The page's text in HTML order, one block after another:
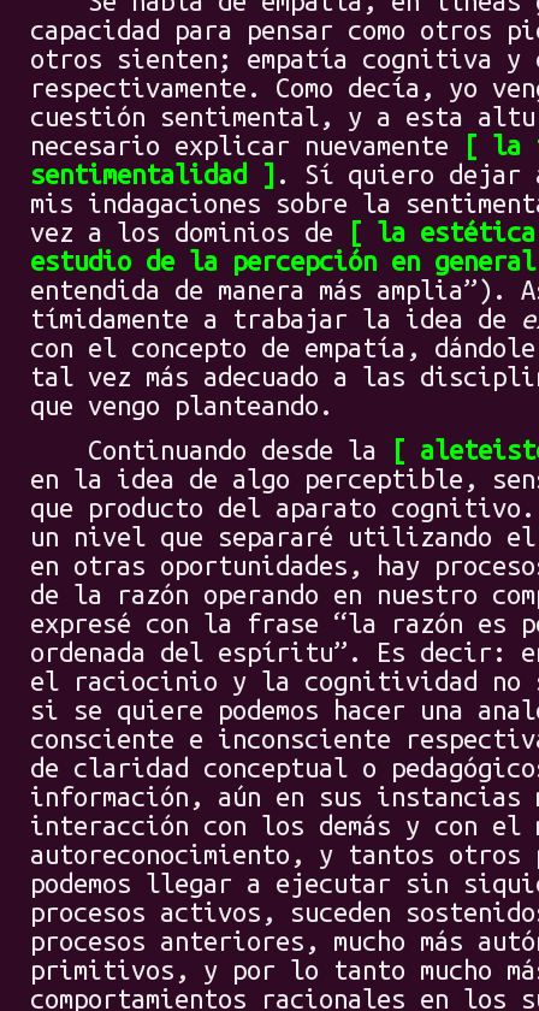
capacidad para pensar como otros
otros sienten; empatía cognitiva y
respectivamente. Como decía, yo
cuestión sentimental, y a esta
necesario explicar nuevamente
la
sentimentalidad
. Sí quiero dejar
mis indagaciones sobre la
vez a los dominios de
la estética
estudio de la percepción en general
entendida de manera más
tímidamente a trabajar la idea de
con el concepto de empatía,
tal vez más adecuado a las
que vengo planteando.
Continuando desde la
en la idea de algo perceptible,
que producto del aparato
un nivel que separaré utilizando el
en otras oportunidades, hay
de la razón operando en nuestro
expresé con la frase “la razón es
ordenada del espíritu”. Es decir:
el raciocinio y la cognitividad no
si se quiere podemos hacer una
consciente e inconsciente
de claridad conceptual o
información, aún en sus instancias
interacción con los demás y con el
autoreconocimiento, y tantos otros
podemos llegar a ejecutar sin
procesos activos, suceden
procesos anteriores, mucho más
primitivos, y por lo tanto mucho
comportamientos racionales en los